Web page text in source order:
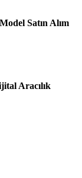
Satın Alım
Aracılık